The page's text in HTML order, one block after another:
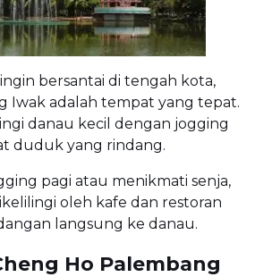
bersantai di tengah kota,
Iwak adalah tempat yang tepat.
danau kecil dengan jogging
duduk yang rindang.
pagi atau menikmati senja,
oleh kafe dan restoran
langsung ke danau.
Ho Palembang